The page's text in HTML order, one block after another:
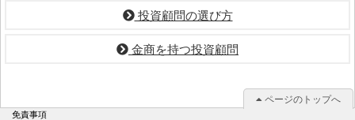
投資顧問の選び方
金商を持つ投資顧問
免責事項
ページのトップへ